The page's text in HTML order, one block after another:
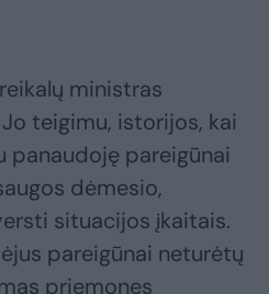
ministras
teigimu, istorijos, kai
panaudoję pareigūnai
dėmesio,
situacijos įkaitais.
pareigūnai neturėtų
priemones